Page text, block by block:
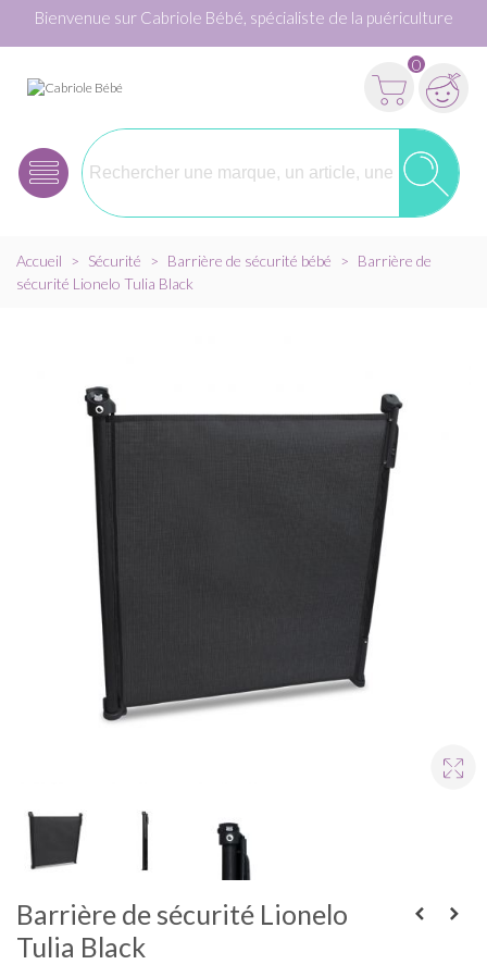
Bienvenue sur Cabriole Bébé, spécialiste de la puériculture
0
Accueil > Sécurité > Barrière de sécurité bébé > Barrière de
sécurité Lionelo Tulia Black
Barrière de sécurité Lionelo
Tulia Black